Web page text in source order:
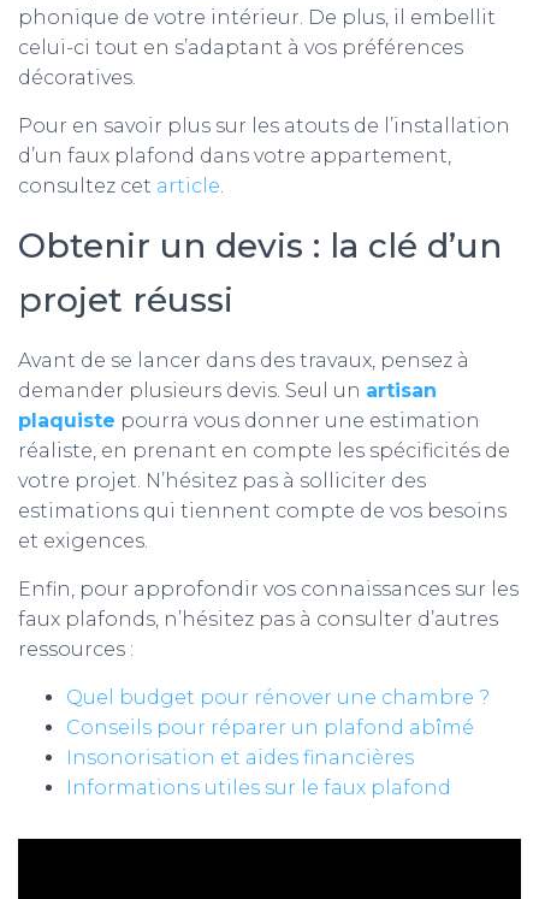
phonique de votre intérieur. De plus, il embellit
celui-ci tout en s’adaptant à vos préférences
décoratives.
Pour en savoir plus sur les atouts de l’installation
d’un faux plafond dans votre appartement,
consultez cet article.
Obtenir un devis : la clé d’un
projet réussi
Avant de se lancer dans des travaux, pensez à
demander plusieurs devis. Seul un artisan
plaquiste pourra vous donner une estimation
réaliste, en prenant en compte les spécificités de
votre projet. N’hésitez pas à solliciter des
estimations qui tiennent compte de vos besoins
et exigences.
Enfin, pour approfondir vos connaissances sur les
faux plafonds, n’hésitez pas à consulter d’autres
ressources :
Quel budget pour rénover une chambre ?
Conseils pour réparer un plafond abîmé
Insonorisation et aides financières
Informations utiles sur le faux plafond